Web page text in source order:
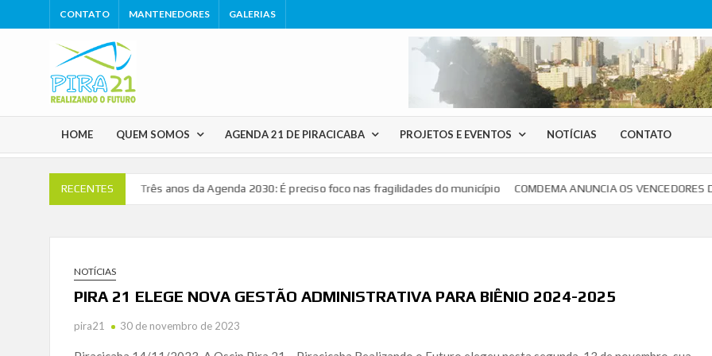
to
CONTATO MANTENEDORES GALERIAS
HOME QUEM SOMOS AGENDA 21 DE PIRACICABA PROJETOS E EVENTOS NOTÍCIAS CONTATO
RECENTES
19 98610-5256 Três anos da Agenda 2030: É preciso foco nas fragilidades do município COMDEMA ANUNCIA OS VENCEDORES DO
NOTÍCIAS
PIRA 21 ELEGE NOVA GESTÃO ADMINISTRATIVA PARA BIÊNIO 2024-2025
pira21 30 de novembro de 2023